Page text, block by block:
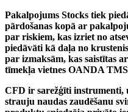
Pakalpojums Stocks tiek
pārdošanas kopā ar
par riskiem, kas izriet no
piedāvāti kā daļa no
par izmaksām, kas saistītas
tīmekļa vietnes OANDA
CFD ir sarežģīti instrumenti,
strauju naudas zaudēšanu